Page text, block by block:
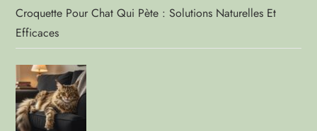
Croquette Pour Chat Qui Pète : Solutions Naturelles Et
Efficaces